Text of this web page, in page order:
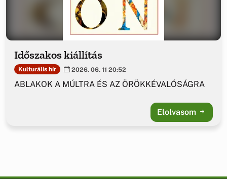
Időszakos kiállítás
Kulturális hír 2026. 06. 11 20:52
ABLAKOK A MÚLTRA ÉS AZ ÖRÖKKÉVALÓSÁGRA
Elolvasom